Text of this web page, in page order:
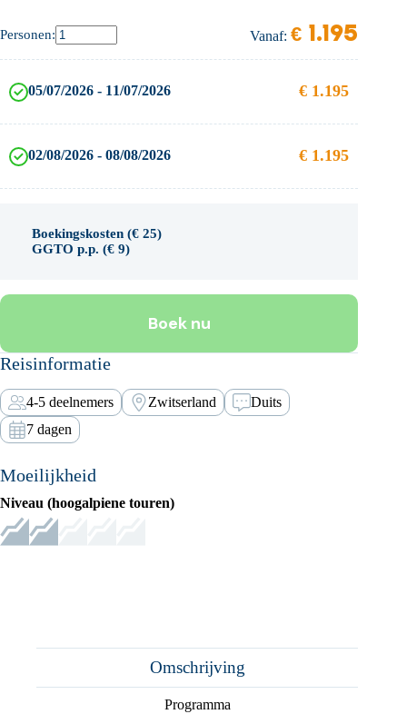
Personen: Vanaf:€ 1.195
05/07/2026 - 11/07/2026 € 1.195
02/08/2026 - 08/08/2026 € 1.195
Boekingskosten (€ 25)
GGTO p.p. (€ 9)
Boek nu
Reisinformatie
4-5 deelnemers Zwitserland
Duits
7 dagen
Moeilijkheid
Niveau (hoogalpiene touren)
Omschrijving
Programma